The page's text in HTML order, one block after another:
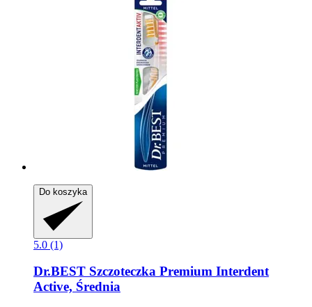
Do koszyka
5.0 (1)
Dr.BEST Szczoteczka Premium Interdent
Active, Średnia